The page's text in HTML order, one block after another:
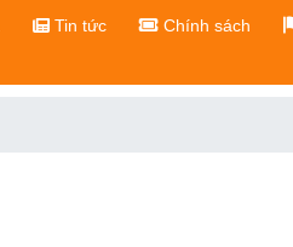
Tin tức Chính sách